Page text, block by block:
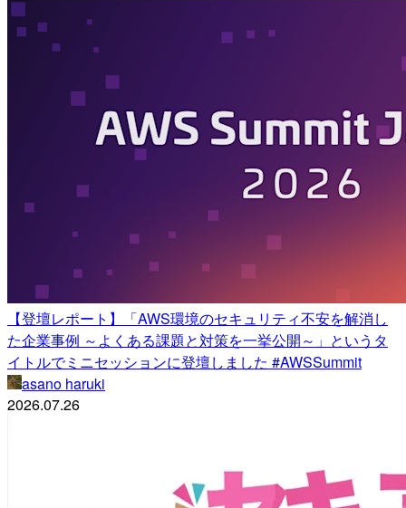
【登壇レポート】「AWS環境のセキュリティ不安を解消し
た企業事例 ～よくある課題と対策を一挙公開～」というタ
イトルでミニセッションに登壇しました #AWSSummit
asano haruki
2026.07.26